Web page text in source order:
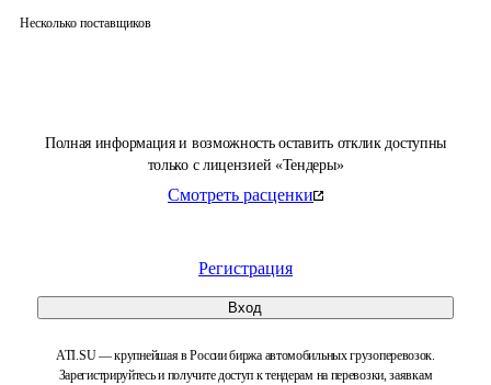
Полная информация и возможность оставить отклик доступны
только с лицензией «Тендеры»
Смотреть расценки
Регистрация
Вход
ATI.SU — крупнейшая в России биржа автомобильных грузоперевозок.
Зарегистрируйтесь и получите доступ к тендерам на перевозки, заявкам
Несколько поставщиков